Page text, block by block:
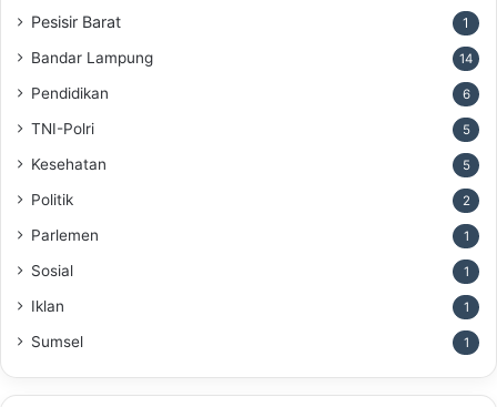
Pesisir Barat 1
Bandar Lampung 14
Pendidikan 6
TNI-Polri 5
Kesehatan 5
Politik 2
Parlemen 1
Sosial 1
Iklan 1
Sumsel 1